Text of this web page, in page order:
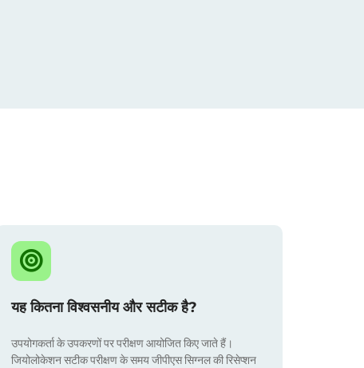
यह कितना विश्वसनीय और सटीक है?
उपयोगकर्ता के उपकरणों पर परीक्षण आयोजित किए जाते हैं।
जियोलोकेशन सटीक परीक्षण के समय जीपीएस सिग्नल की रिसेप्शन